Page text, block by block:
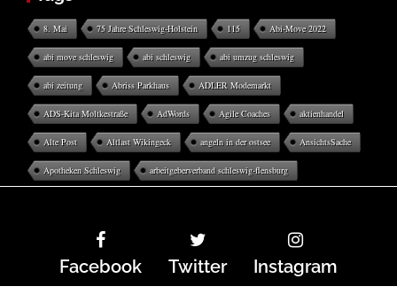
8. Mai 75 Jahre Schleswig-Holstein 115 Abi-Move 2022
abi move schleswig abi schleswig abi umzug schleswig
abi zeitung Abriss Parkhaus ADLER Modemarkt
ADS-Kita Moltkestraße AdWords Agile Coaches aktienhandel
Alte Post Altlast Wikingeck angeln in der ostsee AnsichtsSache
Apotheken Schleswig arbeitgeberverband schleswig-flensburg
Facebook Twitter Instagram